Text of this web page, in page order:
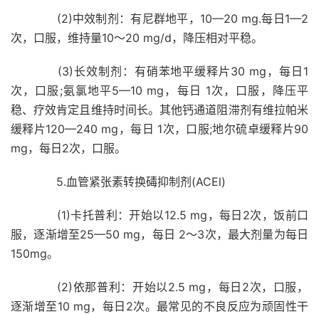
(2)中效制剂：有尼群地平，10—20 mg.每日1—2
次，口服，维持量10～20 mg/d，降压相对平稳。
(3)长效制剂：有硝苯地平缓释片30 mg，每日1
次，口服;氨氯地平5—10 mg，每日 1次，口服，降压平
稳、疗效肯定且维持时间长。其他钙通道阻滞剂有维拉帕米
缓释片120—240 mg，每日 1次，口服;地尔硫卓缓释片90
mg，每日2次，口服。
5.血管紧张素转换碡抑制剂(ACEl)
(1)卡托普利：开始以12.5 mg，每日2次，饭前口
服，逐渐增至25—50 mg，每日 2～3次，最大剂量为每日
150mg。
(2)依那普利：开始以2.5 mg，每日2次，口服，
逐渐增至10 mg，每日2次。最常见的不良反应为顽固性干